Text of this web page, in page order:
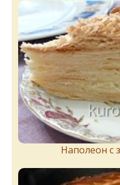
Наполеон с